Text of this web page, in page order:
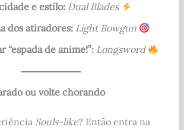
e estilo: Dual Blades
dos atiradores: Light Bowgun
“espada de anime!”: Longsword
ou volte chorando
Souls-like? Então entra na